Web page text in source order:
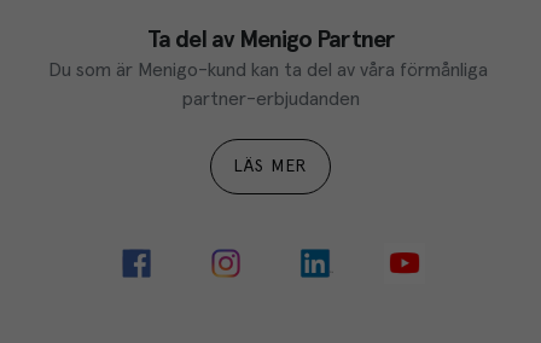
Ta del av Menigo Partner
Du som är Menigo-kund kan ta del av våra förmånliga
partner-erbjudanden
LÄS MER